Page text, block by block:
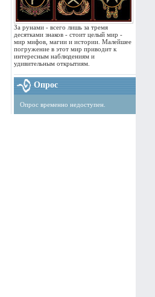
За рунами - всего лишь за тремя
десятками знаков - стоит целый мир -
мир мифов, магии и истории. Малейшее
погружение в этот мир приводит к
интересным наблюдениям и
удивительным открытиям.
Опрос
Опрос временно недоступен.